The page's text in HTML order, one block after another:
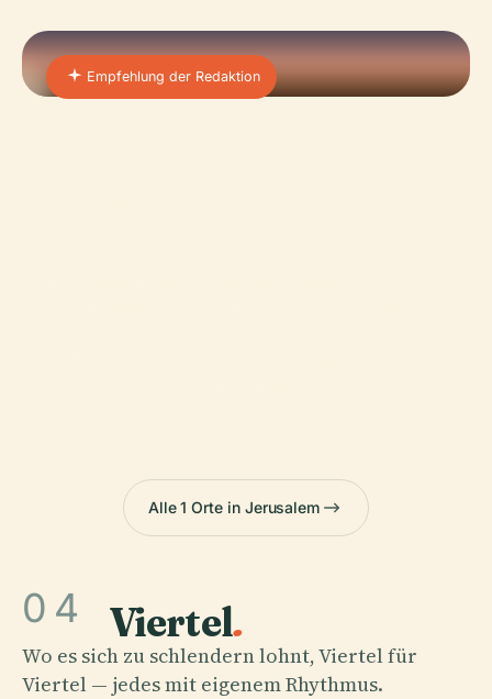
Empfehlung der Redaktion
Alle 1 Orte in Jerusalem
04 Viertel.
Wo es sich zu schlendern lohnt, Viertel für
Viertel — jedes mit eigenem Rhythmus.